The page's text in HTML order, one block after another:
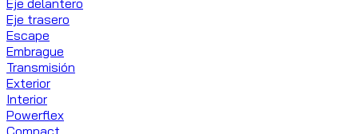
Eje trasero
Escape
Embrague
Transmisión
Exterior
Interior
Powerflex
Compact